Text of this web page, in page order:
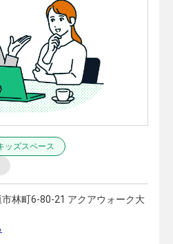
ッズスペース
林町6-80-21 アクアウォーク大